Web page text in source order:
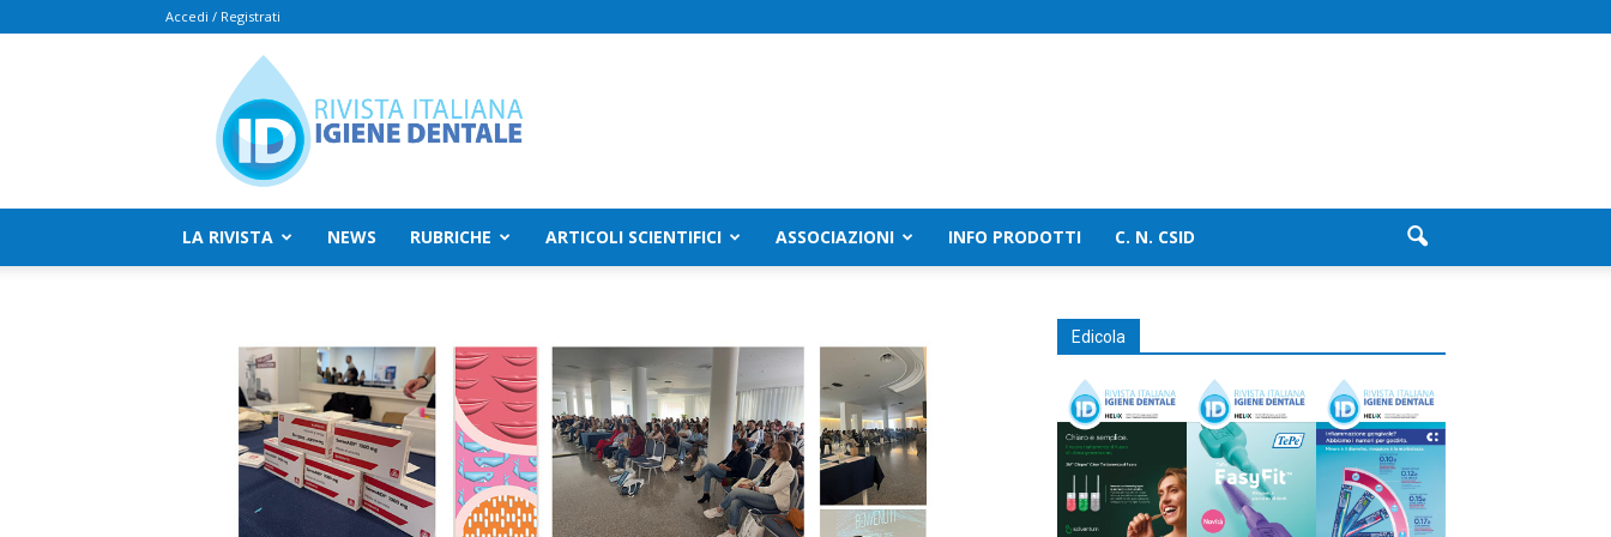
Accedi / Registrati
Rivista
Italiana
Igiene
Dentale
LA RIVISTA NEWS RUBRICHE ARTICOLI SCIENTIFICI ASSOCIAZIONI INFO PRODOTTI C. N. CSID
Edicola